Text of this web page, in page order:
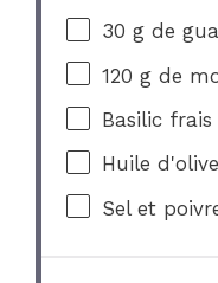
30 g de
120 g de
Basilic frais
Huile d'olive
Sel et